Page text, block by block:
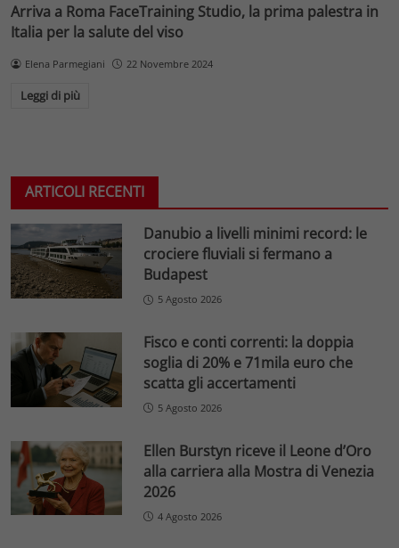
Arriva a Roma FaceTraining Studio, la prima palestra in
Italia per la salute del viso
Elena Parmegiani 22 Novembre 2024
Leggi di più
ARTICOLI RECENTI
Danubio a livelli minimi record: le
crociere fluviali si fermano a
Budapest
5 Agosto 2026
Fisco e conti correnti: la doppia
soglia di 20% e 71mila euro che
scatta gli accertamenti
5 Agosto 2026
Ellen Burstyn riceve il Leone d’Oro
alla carriera alla Mostra di Venezia
2026
4 Agosto 2026